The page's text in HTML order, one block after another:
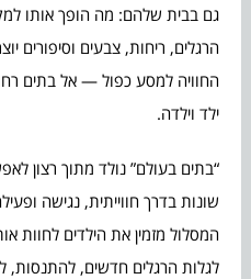
גם בבית שלהם: מה הופך אותו
הרגלים, ריחות, צבעים וסיפורים
החוויה למסע כפול — אל בתים
ילד וילדה.
“בתים בעולם” נולד מתוך רצון
שונות בדרך חווייתית, נגישה
המסלול מזמין את הילדים לחוות
לגלות הרגלים חדשים, להתנסות,